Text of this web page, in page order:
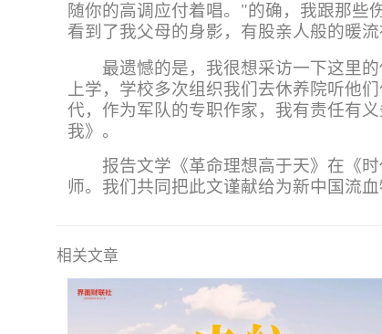
随你的高调应付着唱。 "的确，我跟那些
看到了我父母的身影，有股亲人般的暖流
最遗憾的是，我很想采访一下这里
上学，学校多次组织我们去休养院听他
代，作为军队的专职作家，我有责任有
我》。
报告文学《革命理想高于天》在《
师。我们共同把此文谨献给为新中国流
相关文章